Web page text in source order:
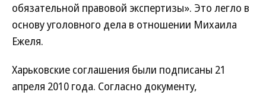
обязательной правовой экспертизы». Это легло в
основу уголовного дела в отношении Михаила
Ежеля.
Харьковские соглашения были подписаны 21
апреля 2010 года. Согласно документу,